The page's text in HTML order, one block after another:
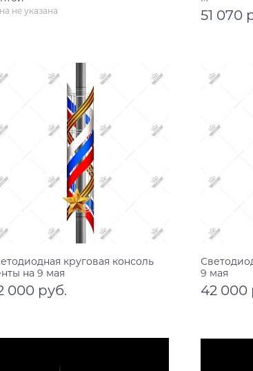
не указана 51 070
круговая консоль
на 9 мая
000 руб.
9 мая
42 000